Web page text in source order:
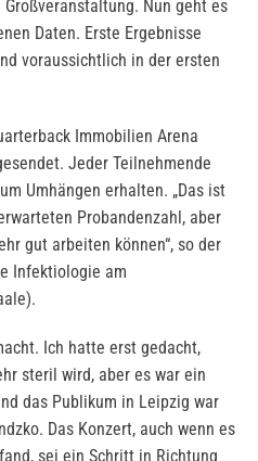
Nun geht es
Daten. Erste Ergebnisse
voraussichtlich in der ersten
Immobilien Arena
Jeder Teilnehmende
Umhängen erhalten. „Das ist
Probandenzahl, aber
gut arbeiten können“, so der
Infektiologie am
Ich hatte erst gedacht,
steril wird, aber es war ein
das Publikum in Leipzig war
Das Konzert, auch wenn es
sei ein Schritt in Richtung